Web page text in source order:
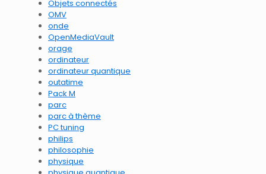
Objets connectés
OMV
onde
OpenMediaVault
orage
ordinateur
ordinateur quantique
outatime
Pack M
parc
parc à thème
PC tuning
philips
philosophie
physique